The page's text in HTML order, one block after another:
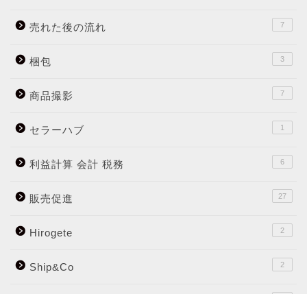
売れた後の流れ 7
梱包 3
商品撮影 7
セラーハブ 1
利益計算 会計 税務 6
販売促進 27
Hirogete 2
Ship&Co 2